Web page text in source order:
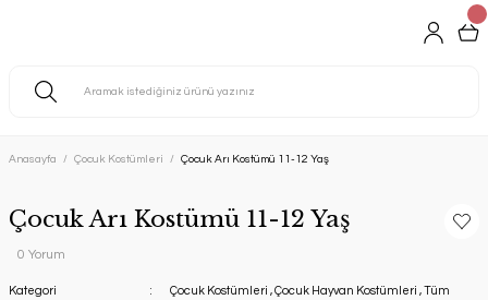
Anasayfa Çocuk Kostümleri Çocuk Arı Kostümü 11-12 Yaş
Çocuk Arı Kostümü 11-12 Yaş
0 Yorum
Kategori Çocuk Kostümleri ,Çocuk Hayvan Kostümleri ,Tüm